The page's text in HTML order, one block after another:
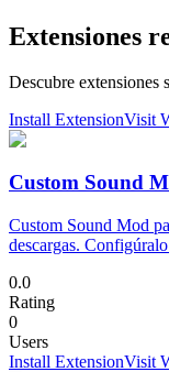
Extensiones
Descubre extensiones
Install ExtensionVisit
Custom Sound
Custom Sound Mod
descargas.
0.0
Rating
0
Users
Install ExtensionVisit